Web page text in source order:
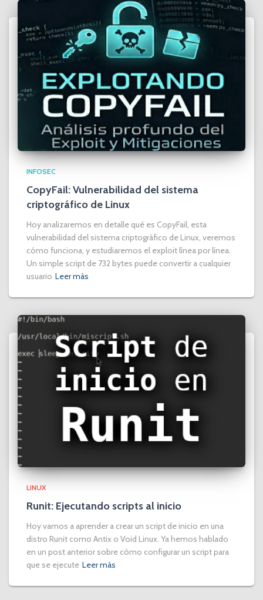
INFOSEC
CopyFail: Vulnerabilidad del sistema
criptográfico de Linux
Hoy analizaremos en detalle qué es CopyFail, esta
vulnerabilidad del sistema criptográfico de Linux, veremos
cómo funciona, y estudiaremos el exploit línea por línea.
Un simple script de 732 bytes puede convertir a cualquier
usuario Leer más
LINUX
Runit: Ejecutando scripts al inicio
Hoy vamos a aprender a crear un script de inicio en una
distro Runit como Antix o Void Linux. Ya hemos hablado
en un post anterior sobre cómo configurar un script para
que se ejecute Leer más